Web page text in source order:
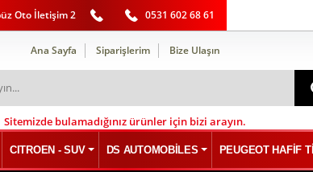
Oto İletişim 2 0531 602 68 61
Ana Sayfa Siparişlerim Bize Ulaşın
Sitemizde bulamadığınız ürünler için bizi arayın.
CITROEN - SUV DS AUTOMOBİLES PEUGEOT HAFİF